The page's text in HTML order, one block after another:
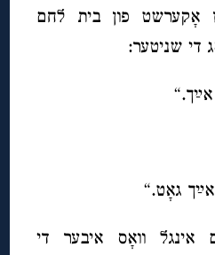
אָקערשט פון בית לחם
די שניטער:
גאָט.“
אינגל וואָס איבער די